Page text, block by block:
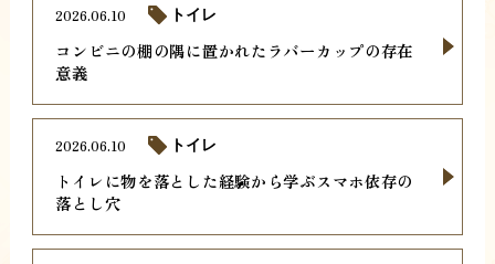
コンビニの棚の隅に置かれたラバーカップの存在
意義
2026.06.10 トイレ
トイレに物を落とした経験から学ぶスマホ依存の
落とし穴
2026.06.10 トイレ